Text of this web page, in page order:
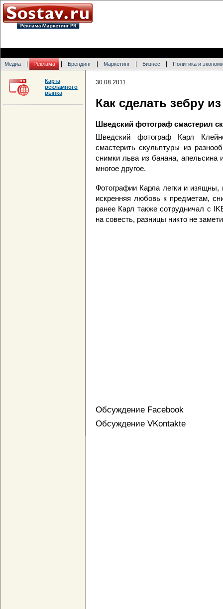
Медиа Реклама Брендинг Маркетинг Бизнес Политика и
30.08.2011
Как сделать зебру
Шведский фотограф смастерил
Шведский фотограф Карл
смастерить скульптуры из
снимки льва из банана,
многое другое.
Фотографии Карла легки и изящны,
искренняя любовь к предметам,
ранее Карл также сотрудничал с
на совесть, разницы никто не
Обсуждение Facebook
Обсуждение VKontakte
Карта
рекламного
рынка